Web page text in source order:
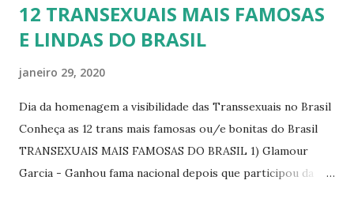
12 TRANSEXUAIS MAIS FAMOSAS
E LINDAS DO BRASIL
janeiro 29, 2020
Dia da homenagem a visibilidade das Transsexuais no Brasil
Conheça as 12 trans mais famosas ou/e bonitas do Brasil
TRANSEXUAIS MAIS FAMOSAS DO BRASIL 1) Glamour
Garcia - Ganhou fama nacional depois que participou da